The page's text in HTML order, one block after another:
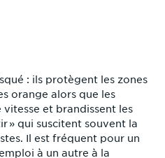
: ils protègent les zones
orange alors que les
et brandissent les
» qui suscitent souvent la
Il est fréquent pour un
à un autre à la